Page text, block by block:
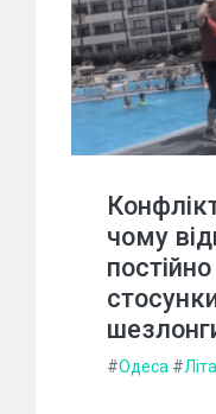
чому
#Одеса #